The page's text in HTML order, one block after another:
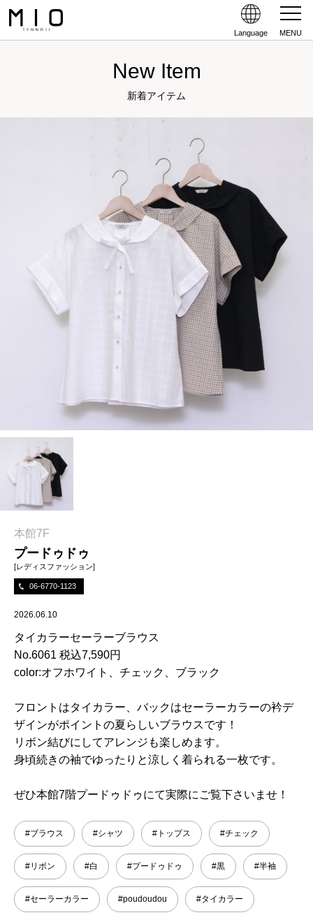
Language MENU
New Item
新着アイテム
本館7F
プードゥドゥ
[レディスファッション]
06-6770-1123
2026.06.10
タイカラーセーラーブラウス
No.6061 税込7,590円
color:オフホワイト、チェック、ブラック
フロントはタイカラー、バックはセーラーカラーの衿デ
ザインがポイントの夏らしいブラウスです！
リボン結びにしてアレンジも楽しめます。
身頃続きの袖でゆったりと涼しく着られる一枚です。
ぜひ本館7階プードゥドゥにて実際にご覧下さいませ！
#ブラウス #シャツ #トップス #チェック
#リボン #白 #プードゥドゥ #黒 #半袖
#セーラーカラー #poudoudou #タイカラー